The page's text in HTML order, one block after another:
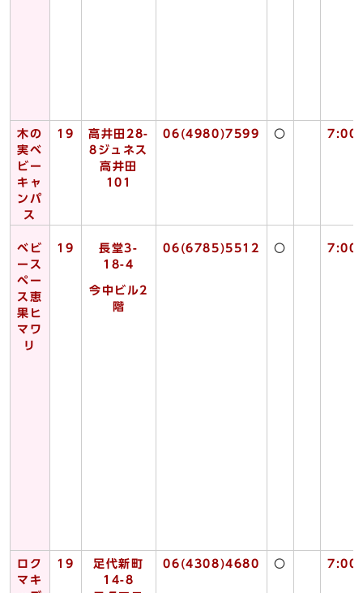
木の
実ベ
ビー
キャ
ンパ
ス
19
高井田28-
8ジュネス
高井田
101
06(4980)7599 〇
ベビ
ース
ペー
ス恵
果ヒ
マワ
リ
19
長堂3-
18-4
今中ビル2
階
06(6785)5512 〇
ロク
マキ
19
足代新町
14-8
06(4308)4680 〇